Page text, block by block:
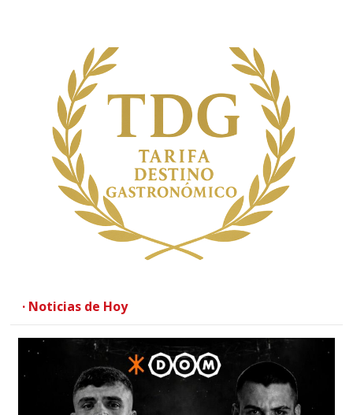
· Noticias de Hoy